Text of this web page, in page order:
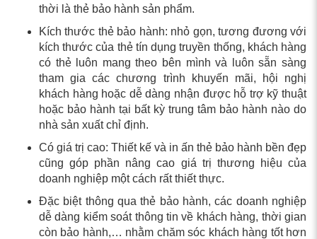
thời là thẻ bảo hành sản phẩm.
Kích thước thẻ bảo hành: nhỏ gọn, tương đương với
kích thước của thẻ tín dụng truyền thống, khách hàng
có thẻ luôn mang theo bên mình và luôn sẵn sàng
tham gia các chương trình khuyến mãi, hội nghị
khách hàng hoặc dễ dàng nhận được hỗ trợ kỹ thuật
hoặc bảo hành tại bất kỳ trung tâm bảo hành nào do
nhà sản xuất chỉ định.
Có giá trị cao: Thiết kế và in ấn thẻ bảo hành bền đẹp
cũng góp phần nâng cao giá trị thương hiệu của
doanh nghiệp một cách rất thiết thực.
Đặc biệt thông qua thẻ bảo hành, các doanh nghiệp
dễ dàng kiểm soát thông tin về khách hàng, thời gian
còn bảo hành,… nhằm chăm sóc khách hàng tốt hơn